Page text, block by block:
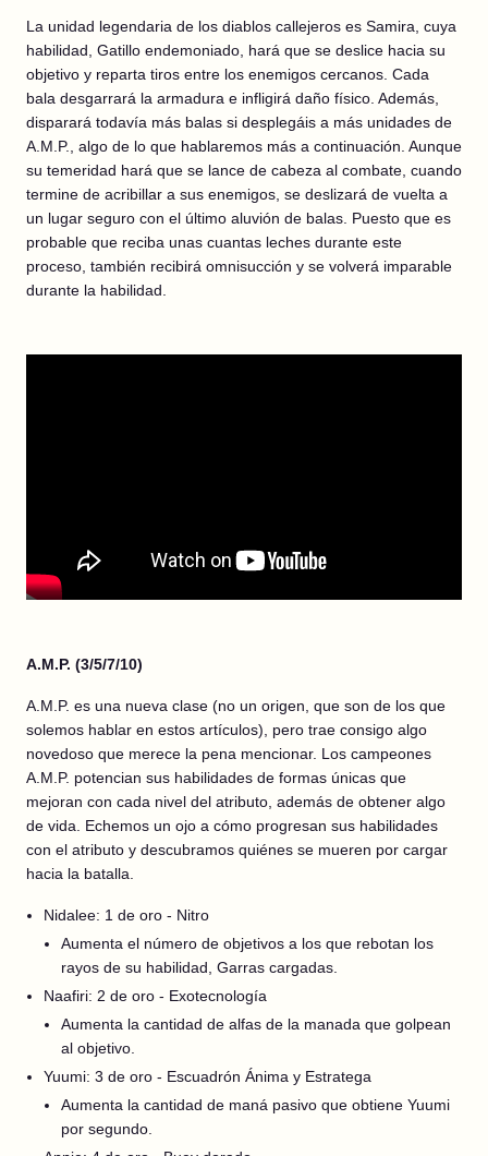
La unidad legendaria de los diablos callejeros es Samira, cuya
habilidad, Gatillo endemoniado, hará que se deslice hacia su
objetivo y reparta tiros entre los enemigos cercanos. Cada
bala desgarrará la armadura e infligirá daño físico. Además,
disparará todavía más balas si desplegáis a más unidades de
A.M.P., algo de lo que hablaremos más a continuación. Aunque
su temeridad hará que se lance de cabeza al combate, cuando
termine de acribillar a sus enemigos, se deslizará de vuelta a
un lugar seguro con el último aluvión de balas. Puesto que es
probable que reciba unas cuantas leches durante este
proceso, también recibirá omnisucción y se volverá imparable
durante la habilidad.
A.M.P. (3/5/7/10)
A.M.P. es una nueva clase (no un origen, que son de los que
solemos hablar en estos artículos), pero trae consigo algo
novedoso que merece la pena mencionar. Los campeones
A.M.P. potencian sus habilidades de formas únicas que
mejoran con cada nivel del atributo, además de obtener algo
de vida. Echemos un ojo a cómo progresan sus habilidades
con el atributo y descubramos quiénes se mueren por cargar
hacia la batalla.
Nidalee: 1 de oro - Nitro
Aumenta el número de objetivos a los que rebotan los
rayos de su habilidad, Garras cargadas.
Naafiri: 2 de oro - Exotecnología
Aumenta la cantidad de alfas de la manada que golpean
al objetivo.
Yuumi: 3 de oro - Escuadrón Ánima y Estratega
Aumenta la cantidad de maná pasivo que obtiene Yuumi
por segundo.